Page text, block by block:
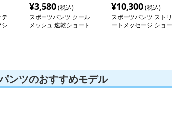
テ
シ
¥3,580(税込)
スポーツパンツ クール
メッシュ 速乾ショート
¥10,300(税込)
スポーツパンツ ストリ
ートメッセージ ショー
ンツのおすすめモデル